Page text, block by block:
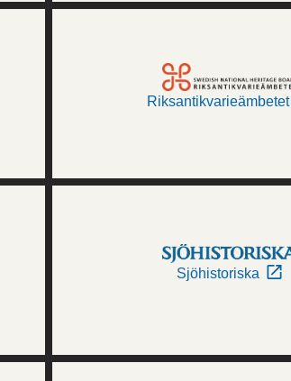
Riksantikvarieämbetet
Sjöhistoriska